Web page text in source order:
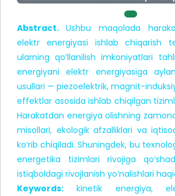
Abstract. Ushbu maqolada
elektr energiyasi ishlab chiqarish
ularning qo‘llanilish imkoniyatlari
energiyani elektr energiyasiga
usullari — piezoelektrik, magnit-
effektlar asosida ishlab chiqilgan
Harakatdan energiya olishning
misollari, ekologik afzalliklari va
ko‘rib chiqiladi. Shuningdek, bu
energetika tizimlari rivojiga
istiqboldagi rivojlanish yo‘nalishlari
Keywords: kinetik energiya,